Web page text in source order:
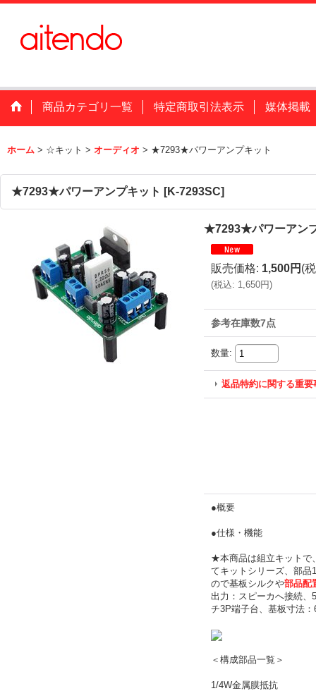
商品カテゴリ一覧 特定商取引法表示 媒体掲載
ホーム > ☆キット > オーディオ > ★7293★パワーアンプキット
★7293★パワーアンプキット [K-7293SC]
★7293★パワーアン
販売価格: 1,500円 (
(税込: 1,650円)
参考在庫数7点
数量:
返品特約に関する重要
●概要
●仕様・機能
★本商品は組立キットで
てキットシリーズ、部品
ので基板シルクや部品配
出力：スピーカへ接続、
チ3P端子台、基板寸法
＜構成部品一覧＞
1/4W金属膜抵抗